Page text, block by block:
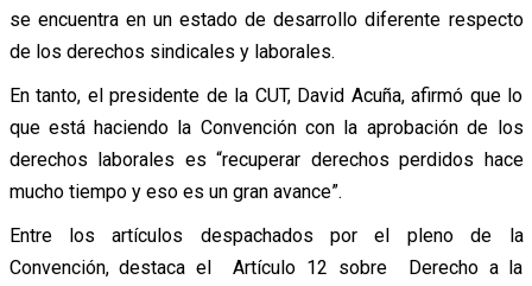
se encuentra en un estado de desarrollo diferente respecto
de los derechos sindicales y laborales.
En tanto, el presidente de la CUT, David Acuña, afirmó que lo
que está haciendo la Convención con la aprobación de los
derechos laborales es “recuperar derechos perdidos hace
mucho tiempo y eso es un gran avance”.
Entre los artículos despachados por el pleno de la
Convención, destaca el Artículo 12 sobre Derecho a la